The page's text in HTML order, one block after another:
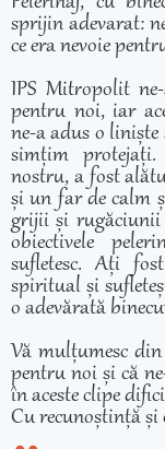
sprijin adevarat:
ce era nevoie
IPS Mitropolit
pentru noi, iar
ne-a adus o liniște
simțim
nostru, a fost
și un far de calm
grijii și rugăciunii
obiectivele
sufletesc. Ați
spiritual și
o adevărată
Vă mulțumesc
pentru noi și că
în aceste clipe
Cu recunoștință